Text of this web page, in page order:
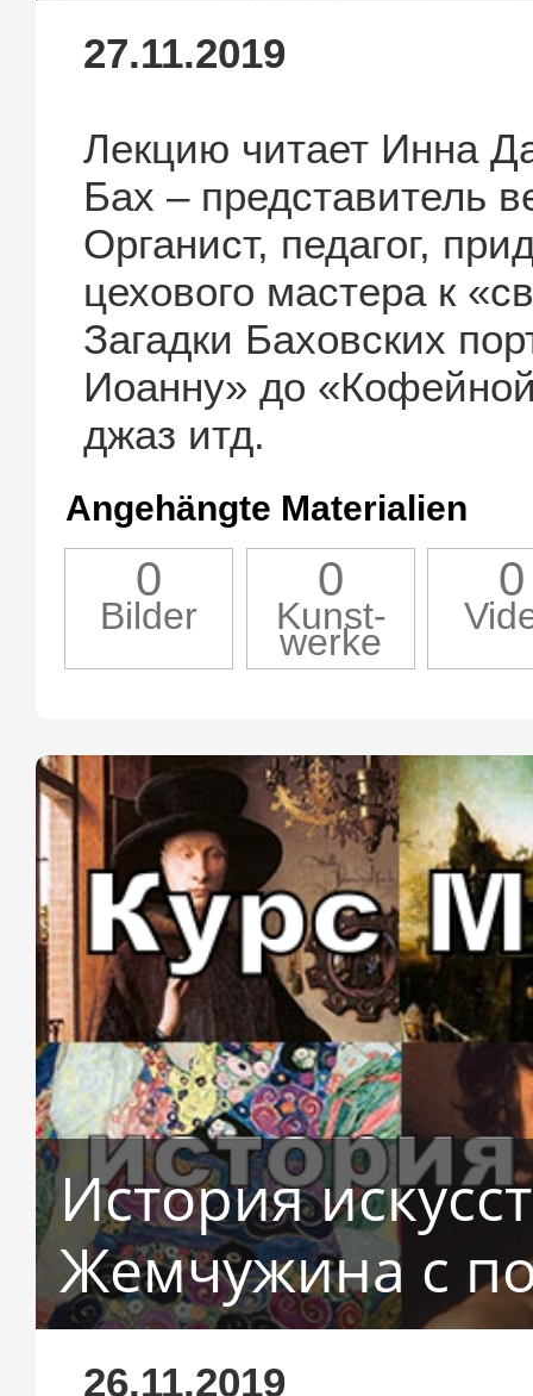
27.11.2019
Лекцию читает Инна
Бах – представитель
Органист, педагог,
цехового мастера к
Загадки Баховских
Иоанну» до
джаз итд.
Angehängte Materialien
0
Bilder
0
Kunst-
werke
0
История
Жемчужина с
26.11.2019